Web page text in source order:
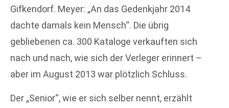
Gifkendorf. Meyer: „An das Gedenkjahr 2014
dachte damals kein Mensch“. Die übrig
gebliebenen ca. 300 Kataloge verkauften sich
nach und nach, wie sich der Verleger erinnert –
aber im August 2013 war plötzlich Schluss.
Der „Senior“, wie er sich selber nennt, erzählt